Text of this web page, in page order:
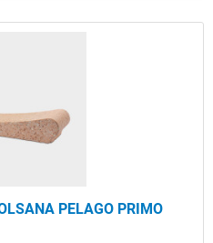
PELAGO PRIMO